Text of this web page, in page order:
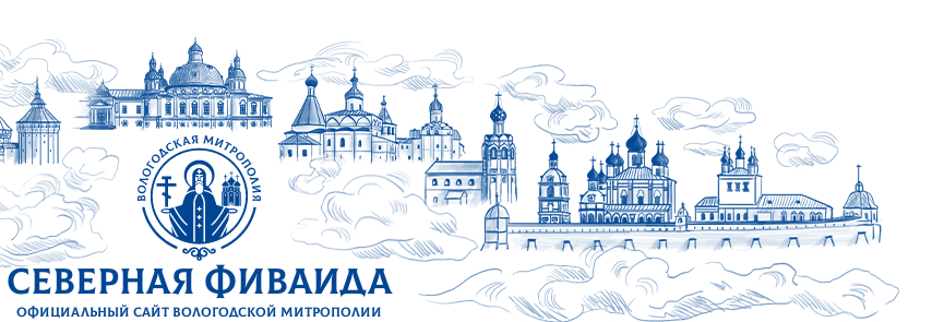
Северная Фиваида
Официальный сайт Вологодской митрополии